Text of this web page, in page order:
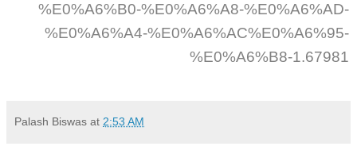
%E0%A6%B0-%E0%A6%A8-%E0%A6%AD-
%E0%A6%A4-%E0%A6%AC%E0%A6%95-
%E0%A6%B8-1.67981
Palash Biswas at 2:53 AM